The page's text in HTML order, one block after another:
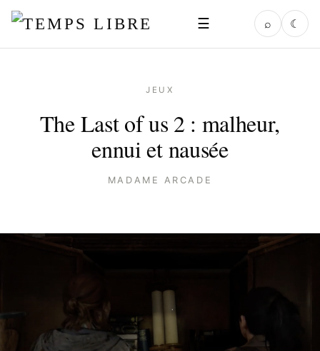
☰ ⌕ ☾
JEUX
The Last of us 2 : malheur,
ennui et nausée
MADAME ARCADE